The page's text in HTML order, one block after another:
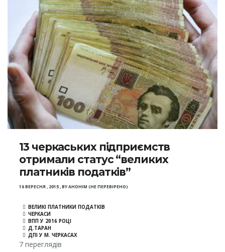
13 черкаських підприємств
отримали статус “великих
платників податків”
16 ВЕРЕСНЯ , 2015,BYАНОНІМ (НЕ ПЕРЕВІРЕНО)
ВЕЛИКІ ПЛАТНИКИ ПОДАТКІВ
ЧЕРКАСИ
ВПП У 2016 РОЦІ
Д.ТАРАН
ДПІ У М. ЧЕРКАСАХ
7 переглядів